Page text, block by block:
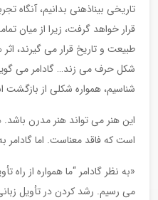
تاریخی بیناذهنی بدانیم، آنگاه
قرار خواهد گرفت، زیرا از میان
طبیعت و تاریخ قرار می گیرند،
شکل حرف می زند… گادامر می
شناسیم، همواره شکلی از بازگشت
این هنر می تواند هنر مدرن
است که فاقد معناست. اما
«به نظر گادامر “ما همواره از
می رسیم. رشد کردن در تأویل